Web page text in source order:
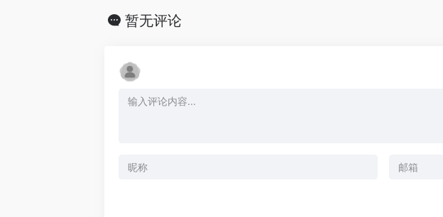
暂无评论